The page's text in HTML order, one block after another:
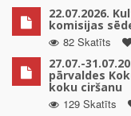
22.07.2026.
komisijas
82 Skatīts
27.07.-
pārvaldes
koku ciršanu
129 Skatīts